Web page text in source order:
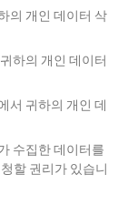
의 개인 데이터 삭
하의 개인 데이터
서 귀하의 개인 데
수집한 데이터를
할 권리가 있습니